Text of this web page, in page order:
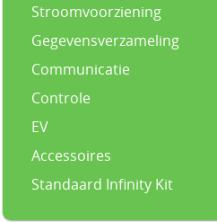
Stroomvoorziening
Gegevensverzameling
Communicatie
Controle
EV
Accessoires
Standaard Infinity Kit